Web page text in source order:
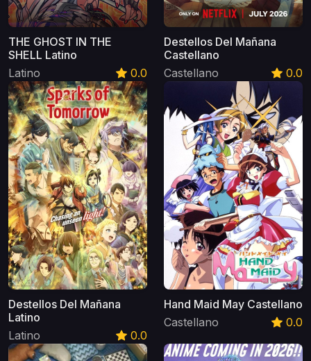
THE GHOST IN THE
SHELL Latino
Latino
0.0
Destellos Del Mañana
Castellano
Castellano
0.0
Destellos Del Mañana
Latino
Latino
0.0
Hand Maid May Castellano
Castellano
0.0